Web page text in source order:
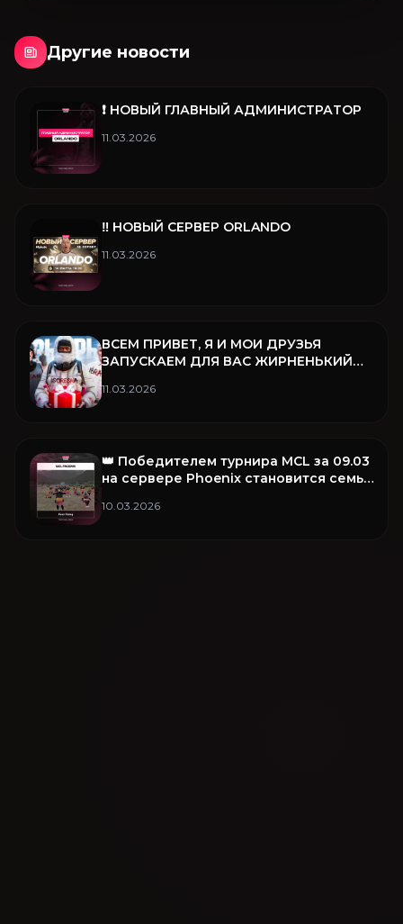
Другие новости
❗️ НОВЫЙ ГЛАВНЫЙ АДМИНИСТРАТОР
11.03.2026
‼️ НОВЫЙ СЕРВЕР ORLANDO
11.03.2026
ВСЕМ ПРИВЕТ, Я И МОИ ДРУЗЬЯ
ЗАПУСКАЕМ ДЛЯ ВАС ЖИРНЕНЬКИЙ
11.03.2026
👑 Победителем турнира MCL за 09.03
на сервере Phoenix становится семья
10.03.2026